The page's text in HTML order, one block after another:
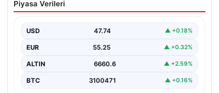
Görsel Bir Şölenle Duyurdu
merakla beklenen transferini resmi olarak duyurdu.
Takım, altyapısından…
Piyasa Verileri
USD 47.74 ▲ +0.18%
EUR 55.25 ▲ +0.32%
ALTIN 6660.6 ▲ +2.59%
BTC 3100471 ▲ +0.16%